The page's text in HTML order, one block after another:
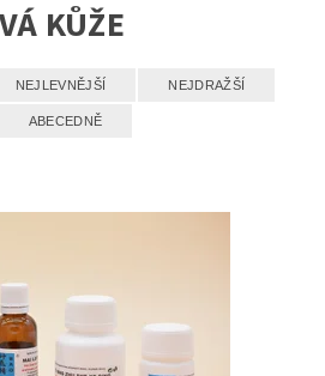
KŮŽE
NEJLEVNĚJŠÍ NEJDRAŽŠÍ
ABECEDNĚ